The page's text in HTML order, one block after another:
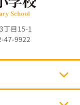
丁目15-1
47-9922